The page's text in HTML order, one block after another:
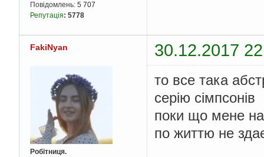
Повідомлень: 5 707
Репутація: 5778
FakiNyan 30.12.2017
Робітниця.
то все така
серію сімпсонів
поки що мене
по життю не